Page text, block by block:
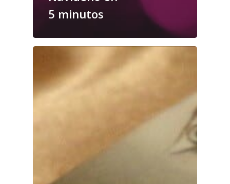
5 minutos